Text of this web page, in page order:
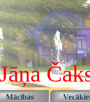
▼
Mācības ▼